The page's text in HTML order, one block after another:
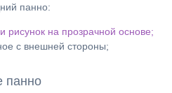
панно:
рисунок на прозрачной основе;
с внешней стороны;
панно